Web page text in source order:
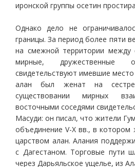
иронской группы осетин
Однако дело не
границы. За период более пяти
на смежной территории между
мирные,
свидетельствуют имевшие
алан был женат на
существовании мирных
восточными соседями
Масуди: он писал, что жители
объединение V-Х вв., в
царством алан. Алания
с Дагестаном. Торговые пути
через Дарьяльское ущелье, из